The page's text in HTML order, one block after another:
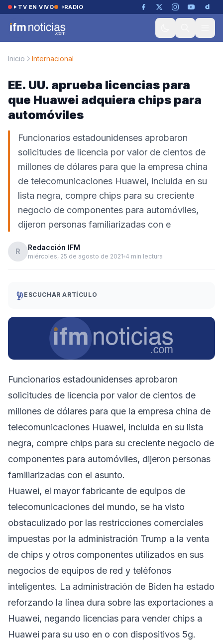
Saltar al contenido
TV EN VIVO RADIO
Inicio Internacional
EE. UU. aprueba licencias para
que Huawei adquiera chips para
automóviles
Funcionarios estadounidenses aprobaron
solicitudes de licencia por valor de cientos de
millones de dólares para que la empresa china
de telecomunicaciones Huawei, incluida en su
lista negra, compre chips para su creciente
negocio de componentes para automóviles,
dijeron personas familiarizadas con e
R Redacción IFM
miércoles, 25 de agosto de 2021 4 min lectura
ESCUCHAR ARTÍCULO
Funcionarios estadounidenses aprobaron
solicitudes de licencia por valor de cientos de
millones de dólares para que la empresa china de
telecomunicaciones Huawei, incluida en su lista
negra, compre chips para su creciente negocio de
componentes para automóviles, dijeron personas
familiarizadas con el asunto.
Huawei, el mayor fabricante de equipos de
telecomunicaciones del mundo, se ha visto
obstaculizado por las restricciones comerciales
impuestas por la administración Trump a la venta
de chips y otros componentes utilizados en sus
negocios de equipos de red y teléfonos
inteligentes. La administración de Biden ha estado
reforzando la línea dura sobre las exportaciones a
Huawei, negando licencias para vender chips a
Huawei para su uso en o con dispositivos 5g.